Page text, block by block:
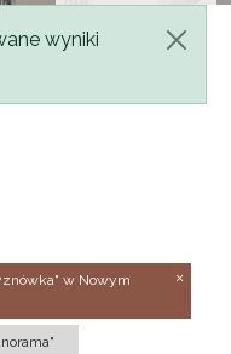
wyniki
w Nowym